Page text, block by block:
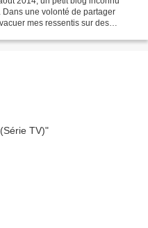
une volonté de partager
mes ressentis sur des